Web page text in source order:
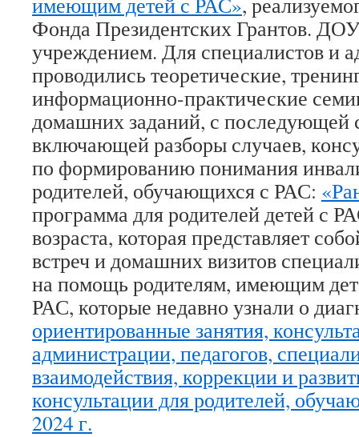
Фонда Президентских Грантов.
учреждением. Для специалистов и
проводились теоретические,
информационно-практические
домашних заданий, с последующей
включающей разборы случаев,
по формированию понимания
родителей, обучающихся с РАС:
программа для родителей детей с
возраста, которая представляет
встреч и домашних визитов
на помощь родителям, имеющим
РАС, которые недавно узнали о
ориентированные занятия,
администрации, педагогов,
взаимодействия, коррекции и
консультации для родителей,
2024 г.